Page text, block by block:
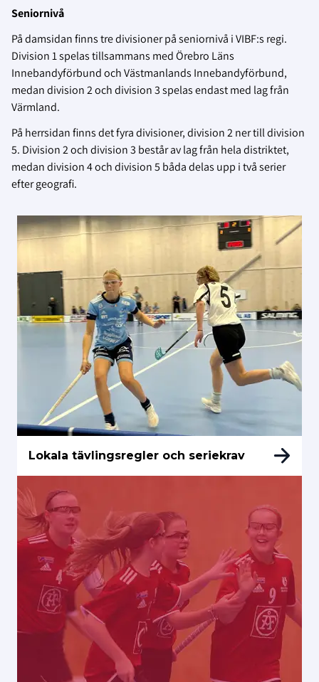
Seniornivå
På damsidan finns tre divisioner på seniornivå i VIBF:s regi.
Division 1 spelas tillsammans med Örebro Läns
Innebandyförbund och Västmanlands Innebandyförbund,
medan division 2 och division 3 spelas endast med lag från
Värmland.
På herrsidan finns det fyra divisioner, division 2 ner till division
5. Division 2 och division 3 består av lag från hela distriktet,
medan division 4 och division 5 båda delas upp i två serier
efter geografi.
Lokala tävlingsregler och seriekrav